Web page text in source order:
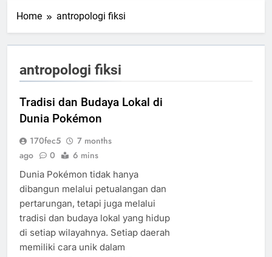
Home antropologi fiksi
antropologi fiksi
Tradisi dan Budaya Lokal di
Dunia Pokémon
170fec5
7 months
ago
0 6 mins
Dunia Pokémon tidak hanya
dibangun melalui petualangan dan
pertarungan, tetapi juga melalui
tradisi dan budaya lokal yang hidup
di setiap wilayahnya. Setiap daerah
memiliki cara unik dalam